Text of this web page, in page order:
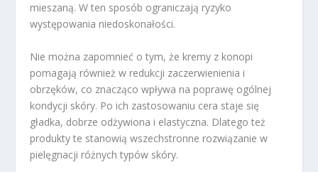
mieszaną. W ten sposób ograniczają ryzyko
występowania niedoskonałości.
Nie można zapomnieć o tym, że kremy z konopi
pomagają również w redukcji zaczerwienienia i
obrzęków, co znacząco wpływa na poprawę ogólnej
kondycji skóry. Po ich zastosowaniu cera staje się
gładka, dobrze odżywiona i elastyczna. Dlatego też
produkty te stanowią wszechstronne rozwiązanie w
pielęgnacji różnych typów skóry.